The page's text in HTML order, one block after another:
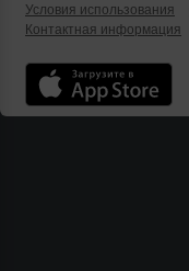
Условия использования
Контактная информация